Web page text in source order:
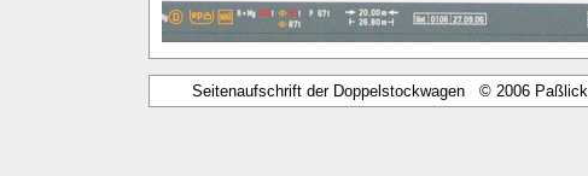
Seitenaufschrift der Doppelstockwagen © 2006 Paßlick